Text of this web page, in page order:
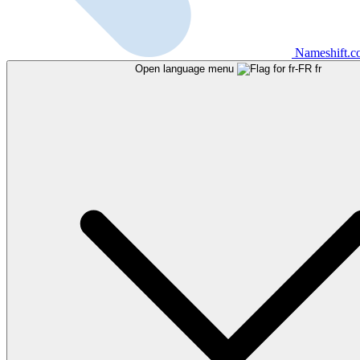
Open language menu fr